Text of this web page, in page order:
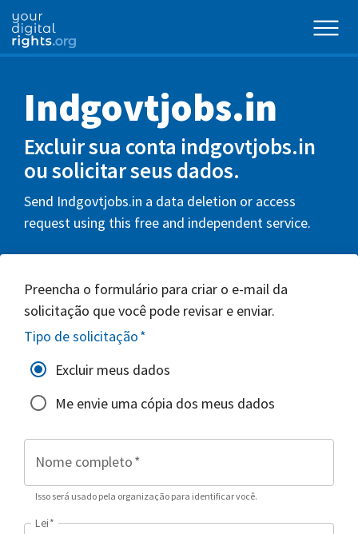
Indgovtjobs.in
Excluir sua conta indgovtjobs.in
ou solicitar seus dados.
Send Indgovtjobs.in a data deletion or access
request using this free and independent service.
Preencha o formulário para criar o e-mail da
solicitação que você pode revisar e enviar.
Tipo de solicitação*
Excluir meus dados
Me envie uma cópia dos meus dados
Nome completo*
Isso será usado pela organização para identificar você.
Lei*